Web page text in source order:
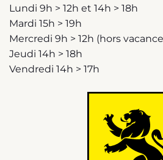
Lundi 9h > 12h et 14h > 18h
Mardi 15h > 19h
Mercredi 9h > 12h (hors
Jeudi 14h > 18h
Vendredi 14h > 17h